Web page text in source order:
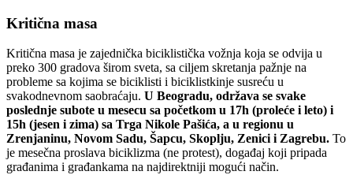
Kritična masa
Kritična masa je zajednička biciklistička vožnja koja se odvija u
preko 300 gradova širom sveta, sa ciljem skretanja pažnje na
probleme sa kojima se biciklisti i biciklistkinje susreću u
svakodnevnom saobraćaju. U Beogradu, održava se svake
poslednje subote u mesecu sa početkom u 17h (proleće i leto) i
15h (jesen i zima) sa Trga Nikole Pašića, a u regionu u
Zrenjaninu, Novom Sadu, Šapcu, Skoplju, Zenici i Zagrebu. To
je mesečna proslava biciklizma (ne protest), događaj koji pripada
građanima i građankama na najdirektniji mogući način.